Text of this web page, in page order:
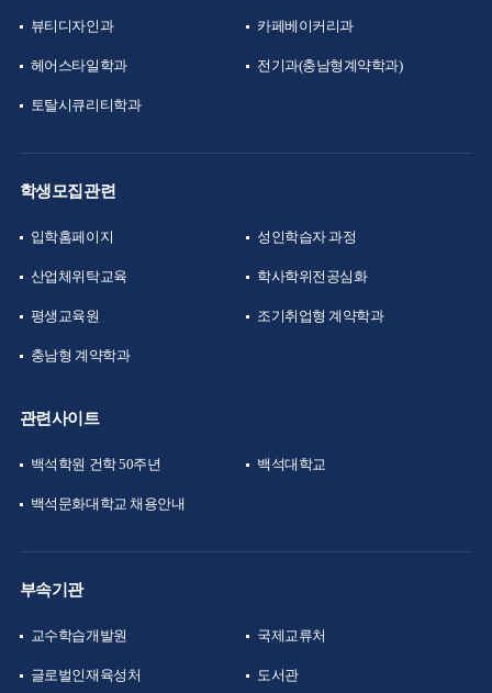
뷰티디자인과 카페베이커리과
헤어스타일학과 전기과(충남형계약학과)
토탈시큐리티학과
학생모집관련
입학홈페이지 성인학습자 과정
산업체위탁교육 학사학위전공심화
평생교육원 조기취업형 계약학과
충남형 계약학과
관련사이트
백석학원 건학 50주년 백석대학교
백석문화대학교 채용안내
부속기관
교수학습개발원 국제교류처
글로벌인재육성처 도서관